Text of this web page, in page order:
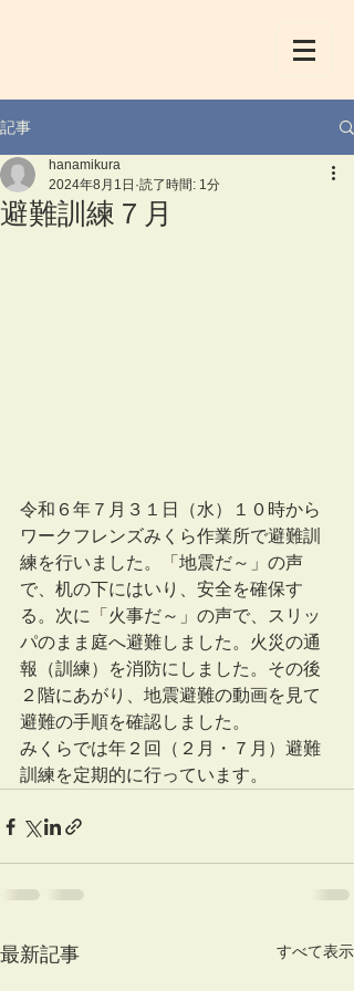
記事
避難訓練７月
hanamikura
2024年8月1日 読了時間: 1分
令和６年７月３１日（水）１０時から
ワークフレンズみくら作業所で避難訓
練を行いました。「地震だ～」の声
で、机の下にはいり、安全を確保す
る。次に「火事だ～」の声で、スリッ
パのまま庭へ避難しました。火災の通
報（訓練）を消防にしました。その後
２階にあがり、地震避難の動画を見て
避難の手順を確認しました。
みくらでは年２回（２月・７月）避難
訓練を定期的に行っています。
最新記事 すべて表示